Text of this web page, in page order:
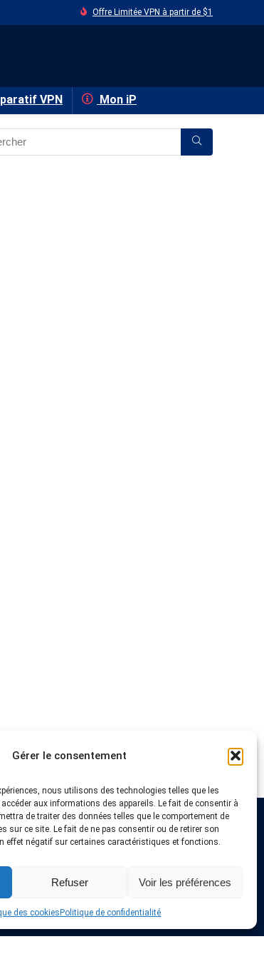
Gérer le consentement
nous utilisons des technologies telles que les
aux informations des appareils. Le fait de consentir à
de traiter des données telles que le comportement de
sur ce site. Le fait de ne pas consentir ou de retirer son
effet négatif sur certaines caractéristiques et fonctions.
Refuser Voir les préférences
des cookies Politique de confidentialité
Offre Limitée VPN à partir de $1
VPN Mon iP
VPN